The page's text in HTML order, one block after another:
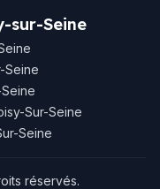
sur-Seine
Seine
Sur-Seine
Seine
réservés.